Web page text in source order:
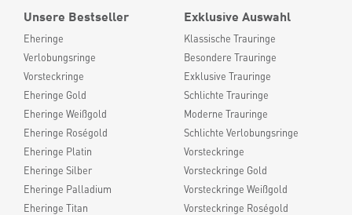
Unsere Bestseller
Eheringe
Verlobungsringe
Vorsteckringe
Eheringe Gold
Eheringe Weißgold
Eheringe Roségold
Eheringe Platin
Eheringe Silber
Eheringe Palladium
Eheringe Titan
Exklusive Auswahl
Klassische Trauringe
Besondere Trauringe
Exklusive Trauringe
Schlichte Trauringe
Moderne Trauringe
Schlichte Verlobungsringe
Vorsteckringe
Vorsteckringe Gold
Vorsteckringe Weißgold
Vorsteckringe Roségold